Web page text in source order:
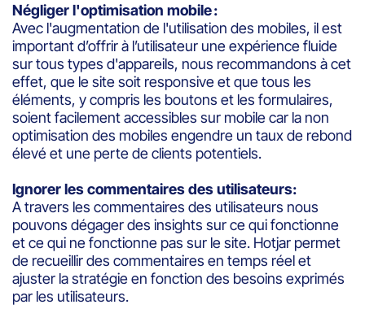
Négliger l'optimisation mobile :
Avec l'augmentation de l'utilisation des mobiles, il est
important d’offrir à l’utilisateur une expérience fluide
sur tous types d'appareils, nous recommandons à cet
effet, que le site soit responsive et que tous les
éléments, y compris les boutons et les formulaires,
soient facilement accessibles sur mobile car la non
optimisation des mobiles engendre un taux de rebond
élevé et une perte de clients potentiels.
Ignorer les commentaires des utilisateurs:
A travers les commentaires des utilisateurs nous
pouvons dégager des insights sur ce qui fonctionne
et ce qui ne fonctionne pas sur le site. Hotjar permet
de recueillir des commentaires en temps réel et
ajuster la stratégie en fonction des besoins exprimés
par les utilisateurs.